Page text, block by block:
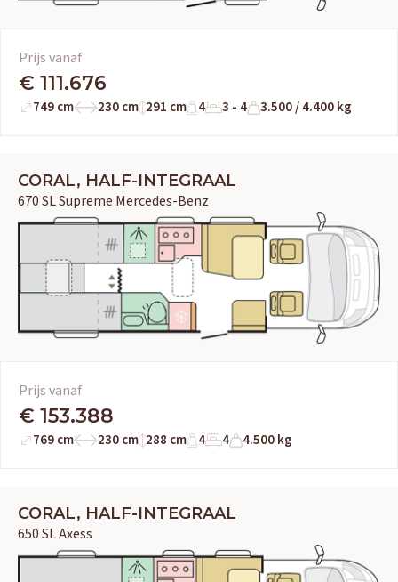
Prijs vanaf
€ 111.676
749 cm 230 cm 291 cm 4 3 - 4 3.500 / 4.400 kg
CORAL, HALF-INTEGRAAL
670 SL Supreme Mercedes-Benz
Prijs vanaf
€ 153.388
769 cm 230 cm 288 cm 4 4 4.500 kg
CORAL, HALF-INTEGRAAL
650 SL Axess